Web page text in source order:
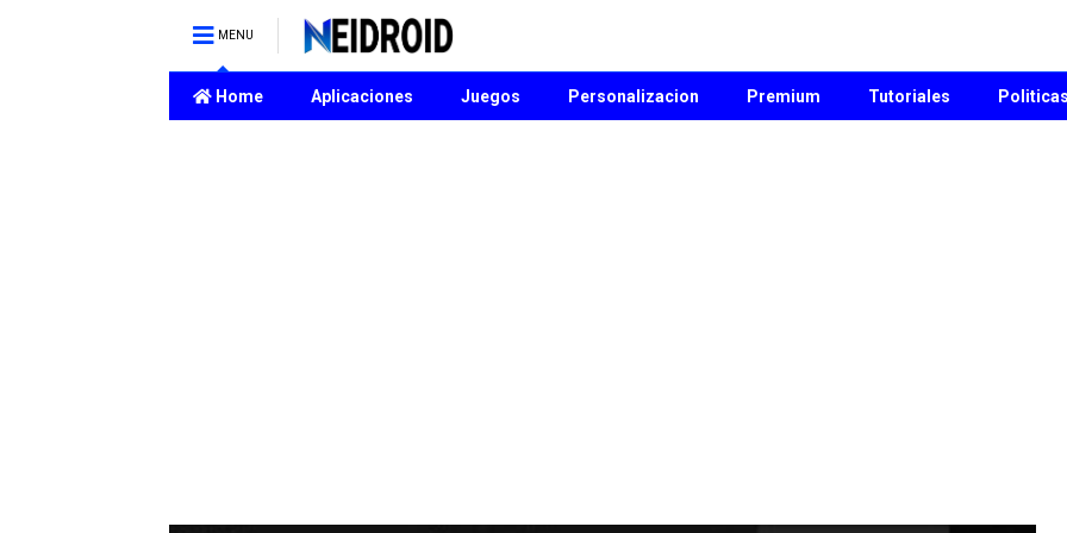
MENU
Home Aplicaciones Juegos Personalizacion Premium Tutoriales Politicas